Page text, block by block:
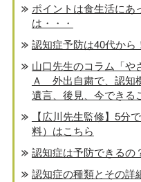
ポイントは食生活にあ
は・・・
認知症予防は40代から
山口先生のコラム「や
Ａ 外出自粛で、認知
遺言、後見、今できる
【広川先生監修】5分
料）はこちら
認知症は予防できるの
認知症の種類とその詳